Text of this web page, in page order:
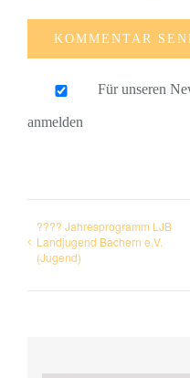
Für unseren
anmelden
???? Jahresprogramm LJB
Landjugend Bachern e.V.
(Jugend)